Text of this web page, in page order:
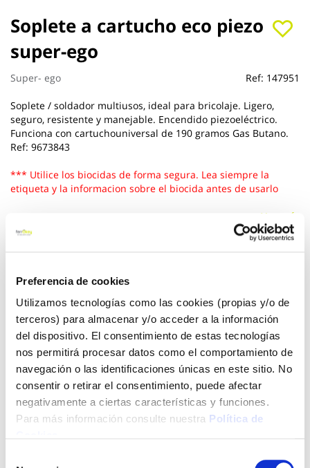
Preferencia de cookies
Utilizamos tecnologías como las cookies (propias y/o de
terceros) para almacenar y/o acceder a la información
del dispositivo. El consentimiento de estas tecnologías
nos permitirá procesar datos como el comportamiento de
navegación o las identificaciones únicas en este sitio. No
consentir o retirar el consentimiento, puede afectar
negativamente a ciertas características y funciones.
Para más información consulte nuestra Política de
Soplete a cartucho eco piezo
super-ego
Super- ego Ref: 147951
Soplete / soldador multiusos, ideal para bricolaje. Ligero,
seguro, resistente y manejable. Encendido piezoeléctrico.
Funciona con cartuchouniversal de 190 gramos Gas Butano.
Ref: 9673843
*** Utilice los biocidas de forma segura. Lea siempre la
etiqueta y la informacion sobre el biocida antes de usarlo
Ver más
16,65 €
Añadir al carrito
Click&Collect - Recogida gratis
en nuestras tiendas
Envío a domicilio:
5 días hábiles
Saltar
al
comienzo
de
la
galería
de
imágenes